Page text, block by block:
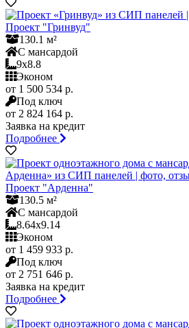
Проект "Гринвуд"
130.1 м²
С мансардой
9x8.8
Эконом
от 1 500 534 р.
Под ключ
от 2 824 164 р.
Заявка на кредит
Подробнее
Проект "Арденна"
130.5 м²
С мансардой
8.64x9.14
Эконом
от 1 459 933 р.
Под ключ
от 2 751 646 р.
Заявка на кредит
Подробнее